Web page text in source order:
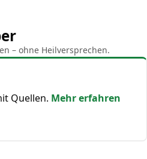
– ohne Heilversprechen.
Quellen. Mehr erfahren